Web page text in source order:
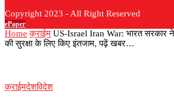
Copyright 2023 - All Right Reserved
ePaper
Home क्राईम US-Israel Iran War: भारत सरकार
की सुरक्षा के लिए किए इंतजाम, पढ़ें खबर…
क्राईमदेशविदेश